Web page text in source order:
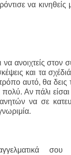
να
ανοιχτείς στον
και τα
αυτό, θα δεις
πολύ. Αν πάλι
να σε
σου